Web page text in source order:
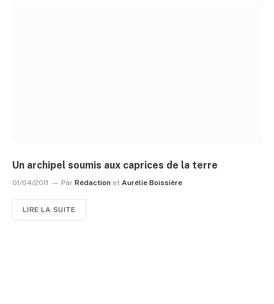
Un archipel soumis aux caprices de la terre
01/04/2011 Par Rédaction et Aurélie Boissière
LIRE LA SUITE